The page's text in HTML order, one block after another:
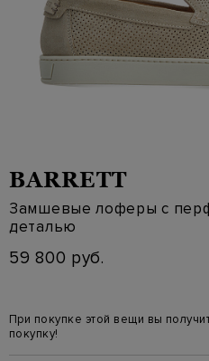
BARRETT
Замшевые лоферы с
деталью
59 800 руб.
При покупке этой вещи вы
покупку!